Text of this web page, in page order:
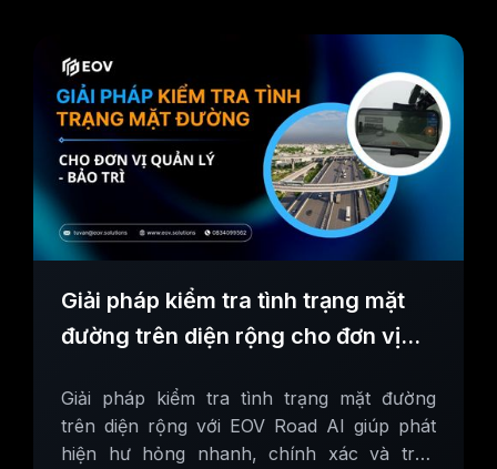
Giải pháp kiểm tra tình trạng mặt
đường trên diện rộng cho đơn vị
Giải pháp kiểm tra tình trạng mặt đường
trên diện rộng với EOV Road AI giúp phát
hiện hư hỏng nhanh, chính xác và trực